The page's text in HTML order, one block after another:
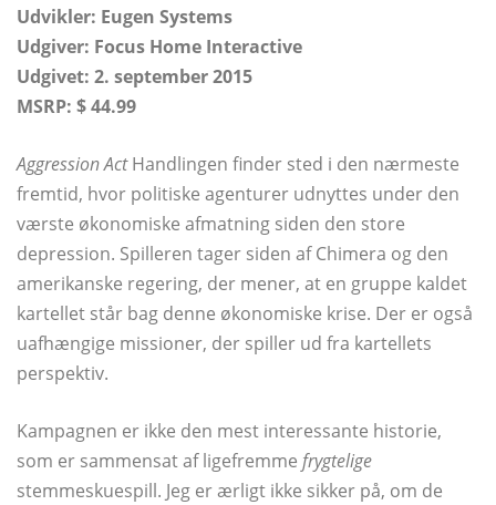
Udvikler: Eugen Systems
Udgiver: Focus Home Interactive
Udgivet: 2. september 2015
MSRP: $ 44.99
Aggression ActHandlingen finder sted i den nærmeste
fremtid, hvor politiske agenturer udnyttes under den
værste økonomiske afmatning siden den store
depression. Spilleren tager siden af ​​Chimera og den
amerikanske regering, der mener, at en gruppe kaldet
kartellet står bag denne økonomiske krise. Der er også
uafhængige missioner, der spiller ud fra kartellets
perspektiv.
Kampagnen er ikke den mest interessante historie,
som er sammensat af ligefremme frygtelige
stemmeskuespill. Jeg er ærligt ikke sikker på, om de